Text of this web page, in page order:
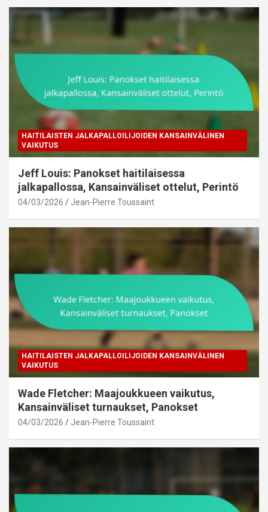
HAITILAISTEN JALKAPALLOILIJOIDEN KANSAINVÄLINEN
VAIKUTUS
Jeff Louis: Panokset haitilaisessa
jalkapallossa, Kansainväliset ottelut, Perintö
04/03/2026 Jean-Pierre Toussaint
HAITILAISTEN JALKAPALLOILIJOIDEN KANSAINVÄLINEN
VAIKUTUS
Wade Fletcher: Maajoukkueen vaikutus,
Kansainväliset turnaukset, Panokset
04/03/2026 Jean-Pierre Toussaint